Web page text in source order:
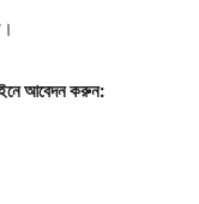
আবেদন করুন: